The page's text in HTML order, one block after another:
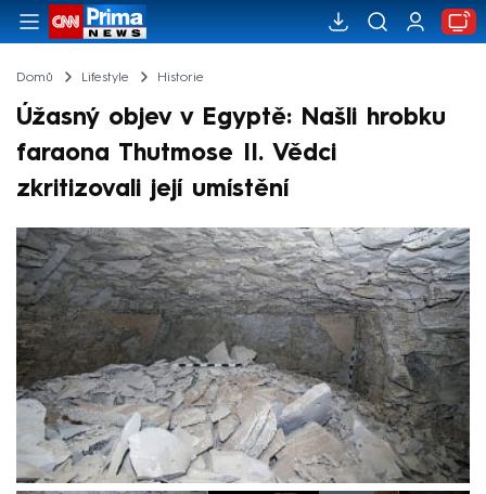
Domů Lifestyle Historie
Úžasný objev v Egyptě: Našli hrobku
faraona Thutmose II. Vědci
zkritizovali její umístění